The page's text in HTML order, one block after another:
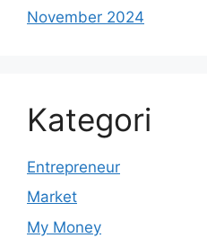
November 2024
Kategori
Entrepreneur
Market
My Money